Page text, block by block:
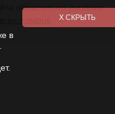
обязательно указание
товаров
в